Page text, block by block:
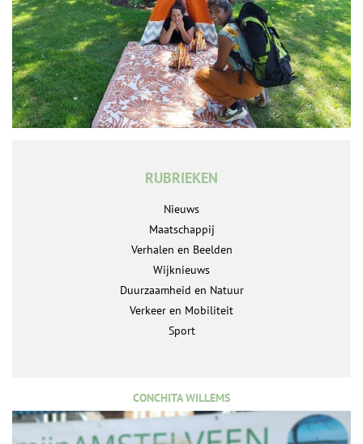
RUBRIEKEN
Nieuws
Maatschappij
Verhalen en Beelden
Wijknieuws
Duurzaamheid en Natuur
Verkeer en Mobiliteit
Sport
CONCHITA WILLEMS